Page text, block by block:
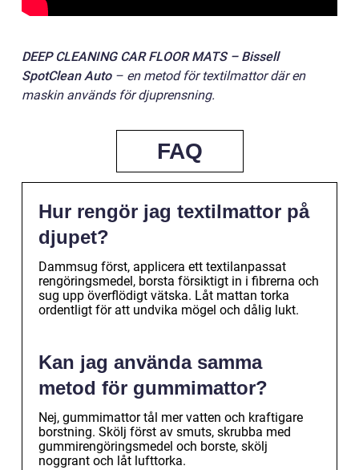
DEEP CLEANING CAR FLOOR MATS – Bissell
SpotClean Auto– en metod för textilmattor där en
maskin används för djup­rensning.
FAQ
Hur rengör jag textilmattor på
djupet?
Dammsug först, applicera ett textilanpassat
rengöringsmedel, borsta försiktigt in i fibrerna och
sug upp överflödigt vätska. Låt mattan torka
ordentligt för att undvika mögel och dålig lukt.
Kan jag använda samma
metod för gummimattor?
Nej, gummimattor tål mer vatten och kraftigare
borstning. Skölj först av smuts, skrubba med
gummirengöringsmedel och borste, skölj
noggrant och låt lufttorka.